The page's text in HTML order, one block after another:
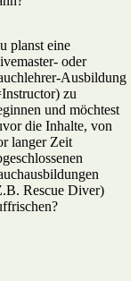
planst eine
oder
Ausbildung
zu
und möchtest
die Inhalte, von
langer Zeit
Rescue Diver)